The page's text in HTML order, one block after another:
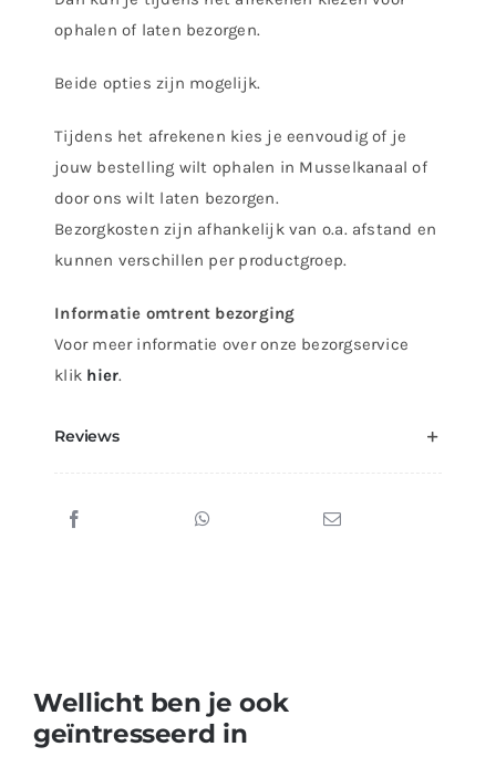
aantal
ophalen of laten bezorgen.
Beide opties zijn mogelijk.
Tijdens het afrekenen kies je eenvoudig of je
jouw bestelling wilt ophalen in Musselkanaal of
door ons wilt laten bezorgen.
Bezorgkosten zijn afhankelijk van o.a. afstand en
kunnen verschillen per productgroep.
Informatie omtrent bezorging
Voor meer informatie over onze bezorgservice
klik hier.
Reviews
Wellicht ben je ook
geïntresseerd in